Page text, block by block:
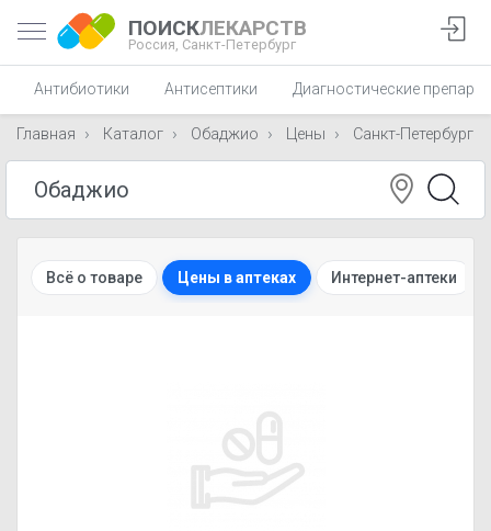
ПОИСКЛЕКАРСТВ
Россия, Санкт-Петербург
Антибиотики Антисептики Диагностические
Главная Каталог Обаджио Цены Санкт-Петербург
Всё о товаре Цены в аптеках Интернет-аптеки